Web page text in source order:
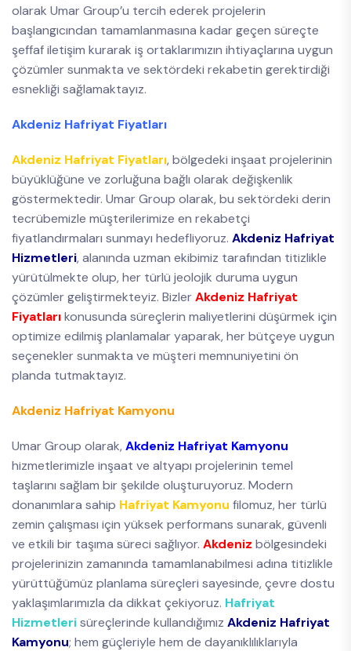
olarak Umar Group’u tercih ederek projelerin
başlangıcından tamamlanmasına kadar geçen süreçte
şeffaf iletişim kurarak iş ortaklarımızın ihtiyaçlarına uygun
çözümler sunmakta ve sektördeki rekabetin gerektirdiği
esnekliği sağlamaktayız.
Akdeniz Hafriyat Fiyatları
Akdeniz Hafriyat Fiyatları, bölgedeki inşaat projelerinin
büyüklüğüne ve zorluğuna bağlı olarak değişkenlik
göstermektedir. Umar Group olarak, bu sektördeki derin
tecrübemizle müşterilerimize en rekabetçi
fiyatlandırmaları sunmayı hedefliyoruz. Akdeniz Hafriyat
Hizmetleri, alanında uzman ekibimiz tarafından titizlikle
yürütülmekte olup, her türlü jeolojik duruma uygun
çözümler geliştirmekteyiz. BizlerAkdeniz Hafriyat
Fiyatlarıkonusunda süreçlerin maliyetlerini düşürmek için
optimize edilmiş planlamalar yaparak, her bütçeye uygun
seçenekler sunmakta ve müşteri memnuniyetini ön
planda tutmaktayız.
Akdeniz Hafriyat Kamyonu
Umar Group olarak, Akdeniz Hafriyat Kamyonu
hizmetlerimizle inşaat ve altyapı projelerinin temel
taşlarını sağlam bir şekilde oluşturuyoruz. Modern
donanımlara sahip Hafriyat Kamyonu filomuz, her türlü
zemin çalışması için yüksek performans sunarak, güvenli
ve etkili bir taşıma süreci sağlıyor. Akdeniz bölgesindeki
projelerinizin zamanında tamamlanabilmesi adına titizlikle
yürüttüğümüz planlama süreçleri sayesinde, çevre dostu
yaklaşımlarımızla da dikkat çekiyoruz. Hafriyat
Hizmetlerisüreçlerinde kullandığımız Akdeniz Hafriyat
Kamyonu; hem güçleriyle hem de dayanıklılıklarıyla